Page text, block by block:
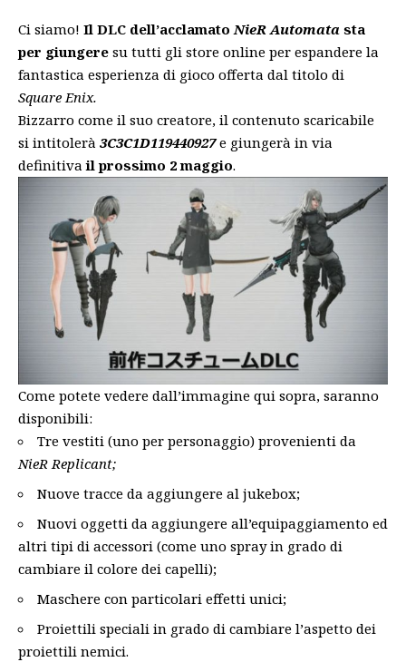
Ci siamo! Il DLC dell’acclamato NieR Automata sta
per giungere su tutti gli store online per espandere la
fantastica esperienza di gioco offerta dal titolo di
Square Enix.
Bizzarro come il suo creatore, il contenuto scaricabile
si intitolerà 3C3C1D119440927 e giungerà in via
definitiva il prossimo 2 maggio.
Come potete vedere dall’immagine qui sopra, saranno
disponibili:
Tre vestiti (uno per personaggio) provenienti da
NieR Replicant;
Nuove tracce da aggiungere al jukebox;
Nuovi oggetti da aggiungere all’equipaggiamento ed
altri tipi di accessori (come uno spray in grado di
cambiare il colore dei capelli);
Maschere con particolari effetti unici;
Proiettili speciali in grado di cambiare l’aspetto dei
proiettili nemici.